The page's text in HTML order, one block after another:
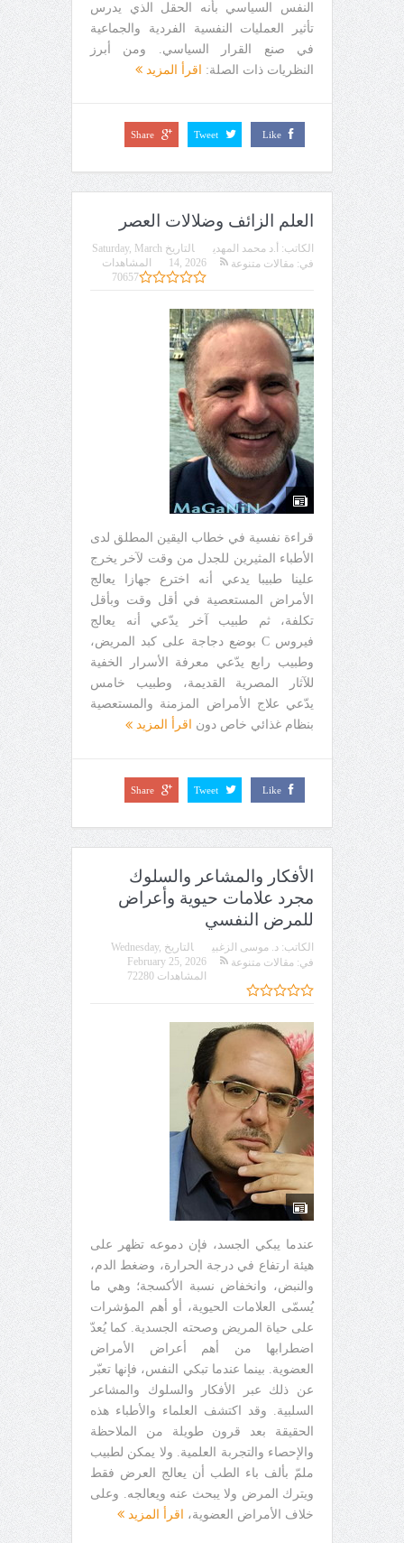
النفس السياسي بأنه الحقل الذي يدرس
تأثير العمليات النفسية الفردية والجماعية
في صنع القرار السياسي. ومن أبرز
النظريات ذات الصلة:
اقرأ المزيد
Like
Tweet
Share
العلم الزائف وضلالات العصر
الكاتب: أ.د محمد المهدي التاريخ Saturday, March
14, 2026
في: مقالات متنوعة
المشاهدات
70657
قراءة نفسية في خطاب اليقين المطلق لدى
الأطباء المثيرين للجدل من وقت لآخر يخرج
علينا طبيبا يدعي أنه اخترع جهازا يعالج
الأمراض المستعصية في أقل وقت وبأقل
تكلفة، ثم طبيب آخر يدّعي أنه يعالج
فيروس C بوضع دجاجة على كبد المريض،
وطبيب رابع يدّعي معرفة الأسرار الخفية
للآثار المصرية القديمة، وطبيب خامس
يدّعي علاج الأمراض المزمنة والمستعصية
بنظام غذائي خاص دون
اقرأ المزيد
Like
Tweet
Share
الأفكار والمشاعر والسلوك
مجرد علامات حيوية وأعراض
للمرض النفسي
الكاتب: د. موسى الزغبي التاريخ Wednesday,
February 25, 2026
في: مقالات متنوعة
المشاهدات 72280
عندما يبكي الجسد، فإن دموعه تظهر على
هيئة ارتفاع في درجة الحرارة، وضغط الدم،
والنبض، وانخفاض نسبة الأكسجة؛ وهي ما
يُسمّى العلامات الحيوية، أو أهم المؤشرات
على حياة المريض وصحته الجسدية. كما يُعدّ
اضطرابها من أهم أعراض الأمراض
العضوية. بينما عندما تبكي النفس، فإنها تعبّر
عن ذلك عبر الأفكار والسلوك والمشاعر
السلبية. وقد اكتشف العلماء والأطباء هذه
الحقيقة بعد قرون طويلة من الملاحظة
والإحصاء والتجربة العلمية. ولا يمكن لطبيب
ملمّ بألف باء الطب أن يعالج العرض فقط
ويترك المرض ولا يبحث عنه ويعالجه. وعلى
خلاف الأمراض العضوية، اقرأ المزيد